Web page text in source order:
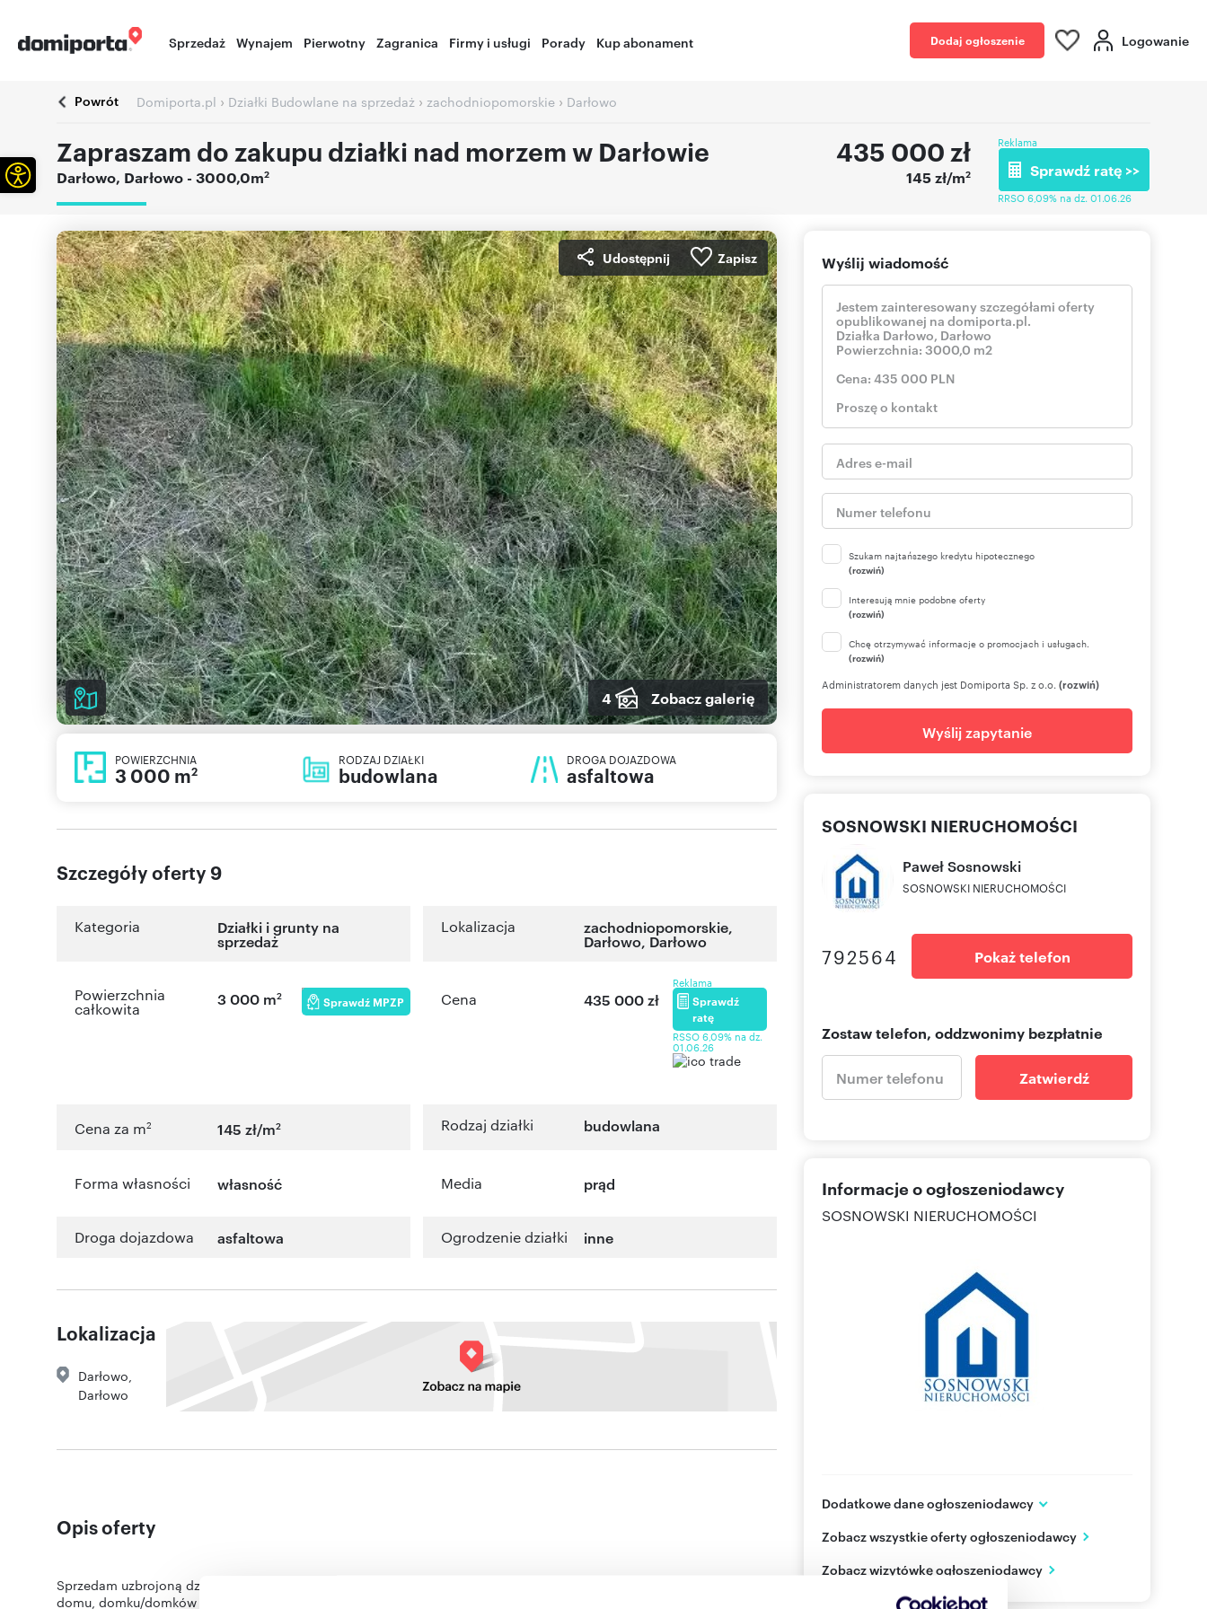
Sprzedaż Wynajem Pierwotny Zagranica Firmy i usługi Porady Kup abonament Dodaj ogłoszenie Logowanie
Powrót Domiporta.pl › Działki Budowlane na sprzedaż › zachodniopomorskie › Darłowo
Zapraszam do zakupu działki nad morzem w Darłowie
Darłowo, Darłowo - 3000,0m2
435 000 zł
145 zł/m2
Reklama
Sprawdź ratę >>
RRSO 6,09% na dz. 01.06.26
Udostępnij Zapisz
4 Zobacz galerię
POWIERZCHNIA
3 000 m2
RODZAJ DZIAŁKI
budowlana
DROGA DOJAZDOWA
asfaltowa
Szczegóły oferty 9
Kategoria Działki i grunty na
sprzedaż
Lokalizacja zachodniopomorskie,
Darłowo, Darłowo
Powierzchnia
całkowita
3 000 m2 Sprawdź MPZP Cena 435 000 zł
Reklama
Sprawdź
ratę
RSSO 6,09% na dz.
01.06.26
Cena za m2 145 zł/m2 Rodzaj działki budowlana
Forma własności własność Media prąd
Droga dojazdowa asfaltowa Ogrodzenie działki inne
Lokalizacja
Darłowo
Darłowo
Opis oferty
Sprzedam uzbrojoną działkę nad morzem budowlaną w miejscowości Darłowo, z możliwością wybudowania np.:
domu, domku/domków letniskowych, pensjonatu, budynku apartamentowego, budynku gospodarczego.
Wyślij wiadomość
Szukam najtańszego kredytu hipotecznego
(rozwiń)
Interesują mnie podobne oferty
(rozwiń)
Chcę otrzymywać informacje o promocjach i usługach.
(rozwiń)
Administratorem danych jest Domiporta Sp. z o.o. (rozwiń)
Wyślij zapytanie
SOSNOWSKI NIERUCHOMOŚCI
PawełSosnowski
SOSNOWSKI NIERUCHOMOŚCI
792564 Pokaż telefon
Zostaw telefon, oddzwonimy bezpłatnie
Zatwierdź
Informacje o ogłoszeniodawcy
SOSNOWSKI NIERUCHOMOŚCI
Dodatkowe dane ogłoszeniodawcy
Poznań
PL
Zobacz wszystkie oferty ogłoszeniodawcy
Zobacz wizytówkę ogłoszeniodawcy
Otwórz pasek narzędzi